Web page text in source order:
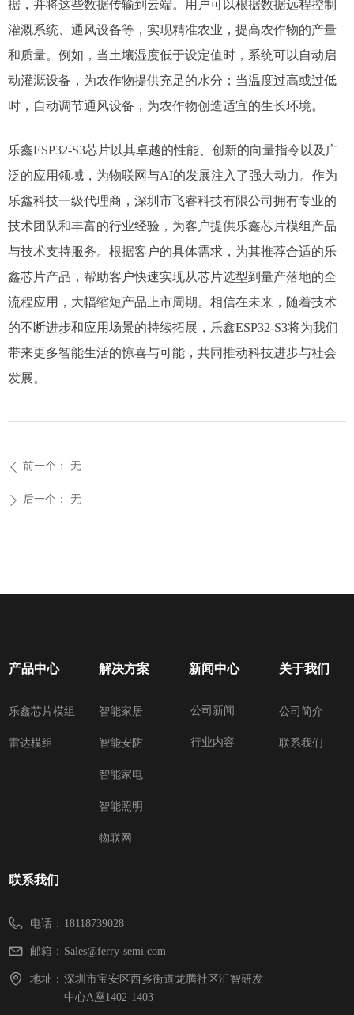
据，并将这些数据传输到云端。用户可以根据数据远程控制
灌溉系统、通风设备等，实现精准农业，提高农作物的产量
和质量。例如，当土壤湿度低于设定值时，系统可以自动启
动灌溉设备，为农作物提供充足的水分；当温度过高或过低
时，自动调节通风设备，为农作物创造适宜的生长环境。​
乐鑫ESP32-S3芯片以其卓越的性能、创新的向量指令以及广
泛的应用领域，为物联网与AI的发展注入了强大动力。​作为
乐鑫科技一级代理商，深圳市飞睿科技有限公司拥有专业的
技术团队和丰富的行业经验，为客户提供乐鑫芯片模组产品
与技术支持服务。​根据客户的具体需求，为其推荐合适的乐
鑫芯片产品，帮助客户快速实现从芯片选型到量产落地的全
流程应用，大幅缩短产品上市周期。相信在未来，随着技术
的不断进步和应用场景的持续拓展，乐鑫ESP32-S3将为我们
带来更多智能生活的惊喜与可能，共同推动科技进步与社会
发展。​
ꄴ 前一个： 无
ꄲ 后一个： 无
产品中心
乐鑫芯片模组
雷达模组
解决方案
智能家居
智能安防
智能家电
智能照明
物联网
新闻中心
公司新闻
行业内容
关于我们
公司简介
联系我们
联系我们
电话： 18118739028
邮箱： Sales@ferry-semi.com
地址： 深圳市宝安区西乡街道龙腾社区汇智研发
中心A座1402-1403